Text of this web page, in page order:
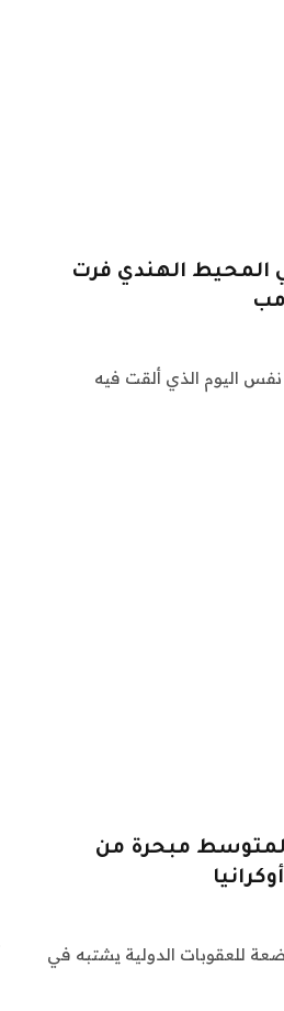
المحيط الهندي فرت
نفس اليوم الذي ألقت فيه
​​مبحرة من
للعقوبات الدولية يشتبه في